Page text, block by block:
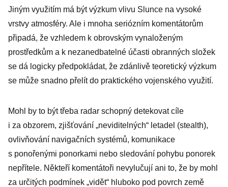
Jiným využitím má být výzkum vlivu Slunce na vysoké
vrstvy atmosféry. Ale i mnoha seriózním komentátorům
připadá, že vzhledem k obrovským vynaloženým
prostředkům a k nezanedbatelné účasti obranných složek
se dá logicky předpokládat, že zdánlivě teoretický výzkum
se může snadno přelít do praktického vojenského využití.
Mohl by to být třeba radar schopný detekovat cíle
i za obzorem, zjišťování „neviditelných“ letadel (stealth),
ovlivňování navigačních systémů, komunikace
s ponořenými ponorkami nebo sledování pohybu ponorek
nepřítele. Někteří komentátoři nevylučují ani to, že by mohl
za určitých podmínek „vidět“ hluboko pod povrch země